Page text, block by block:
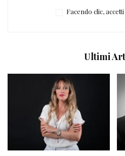
Facendo clic,
Ultimi